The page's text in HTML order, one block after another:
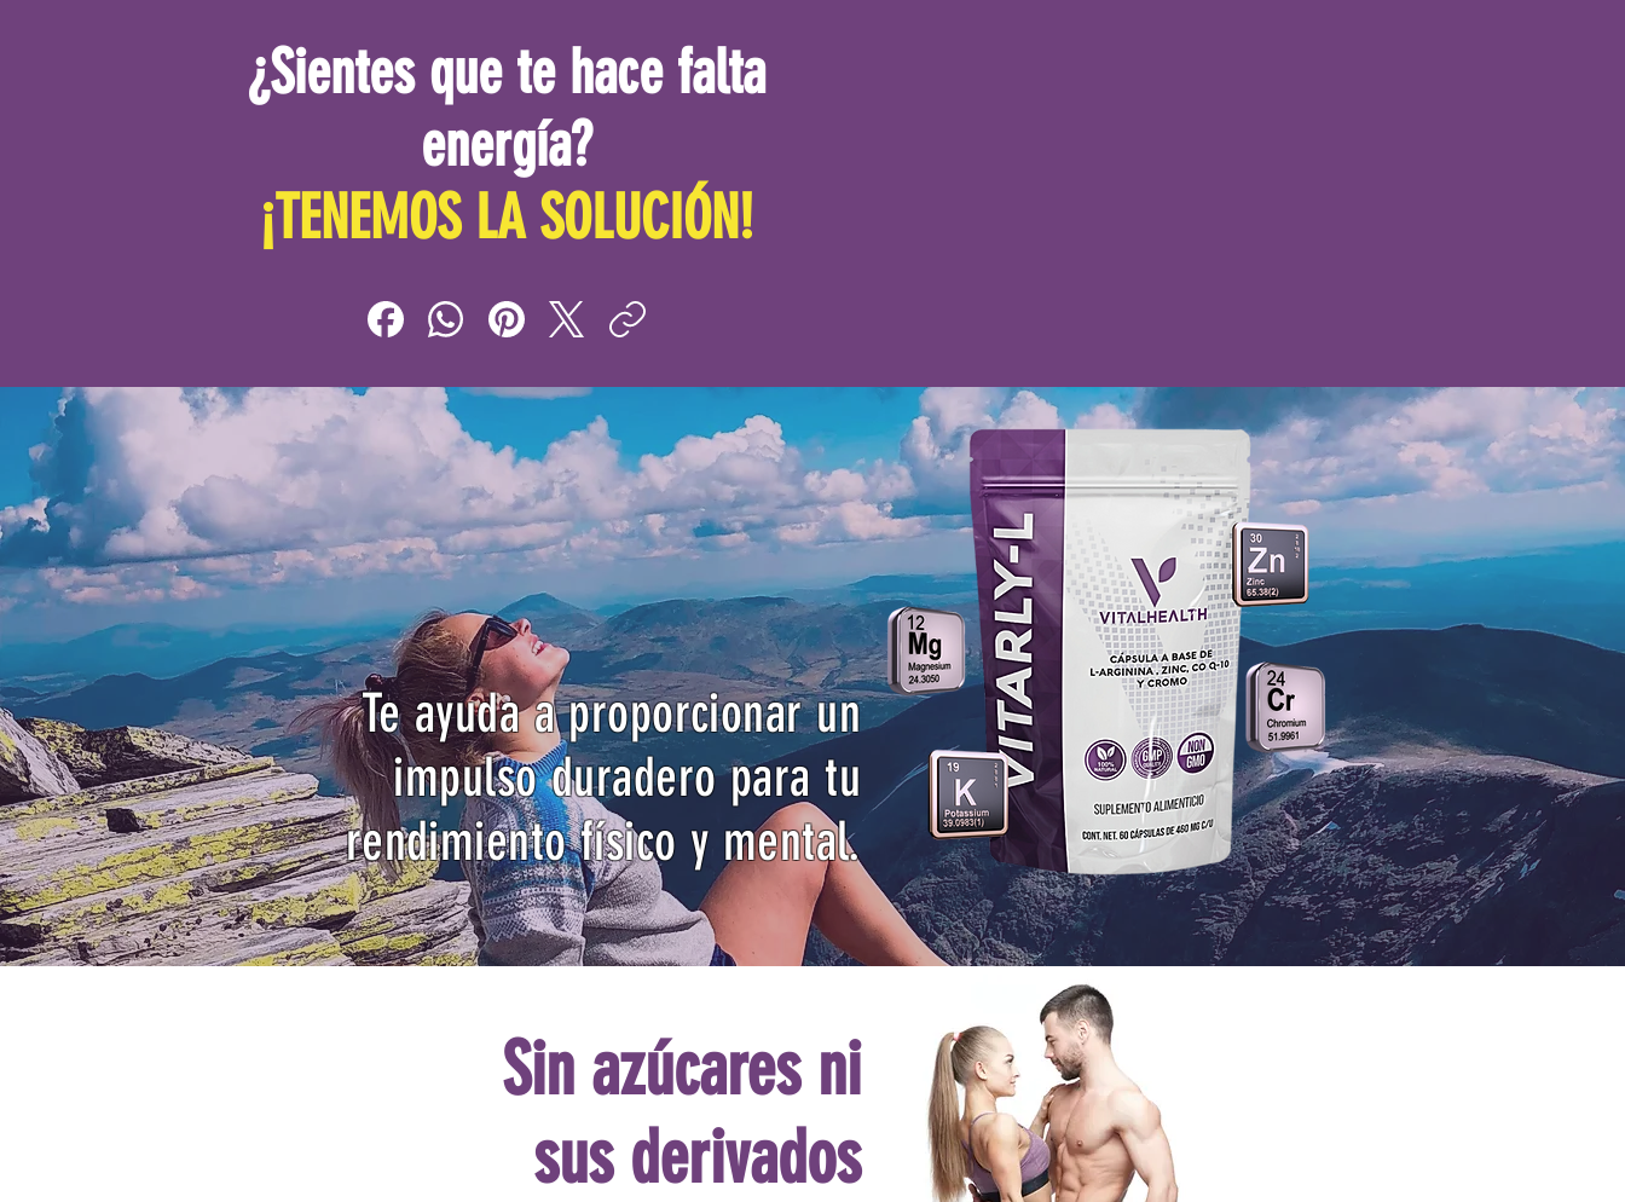
¿Sientes que te hace falta
energía?
¡TENEMOS LA SOLUCIÓN!
Te ayuda a proporcionar un
impulso duradero para tu
rendimiento físico y mental.
Sin azúcares ni
sus derivados